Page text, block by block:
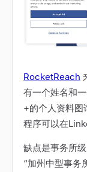
RocketReach
有一个姓名和
+的个人资料图
程序可以在
缺点是事务所
“加州中型事务